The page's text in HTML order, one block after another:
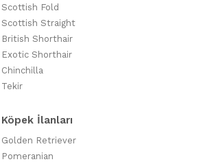
Scottish Fold
Scottish Straight
British Shorthair
Exotic Shorthair
Chinchilla
Tekir
Köpek İlanları
Golden Retriever
Pomeranian